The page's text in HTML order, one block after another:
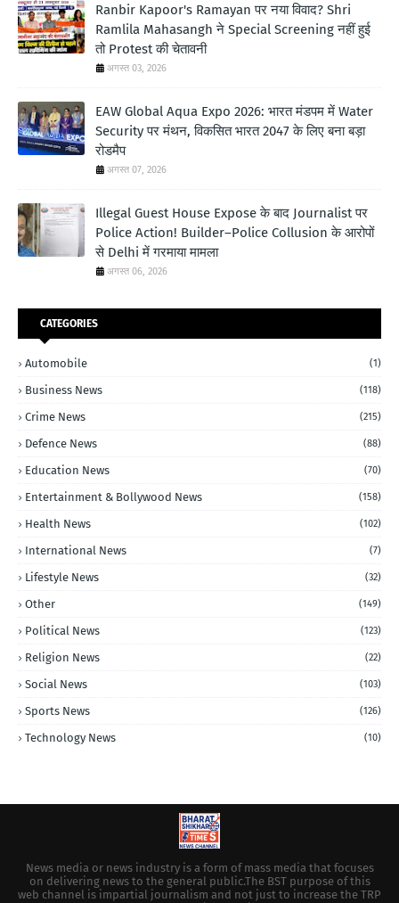
Ranbir Kapoor's Ramayan पर नया विवाद? Shri
Ramlila Mahasangh ने Special Screening नहीं हुई
तो Protest की चेतावनी
अगस्त 03, 2026
EAW Global Aqua Expo 2026: भारत मंडपम में Water
Security पर मंथन, विकसित भारत 2047 के लिए बना बड़ा
रोडमैप
अगस्त 07, 2026
Illegal Guest House Expose के बाद Journalist पर
Police Action! Builder–Police Collusion के आरोपों
से Delhi में गरमाया मामला
अगस्त 06, 2026
CATEGORIES
Automobile (1)
Business News (118)
Crime News (215)
Defence News (88)
Education News (70)
Entertainment & Bollywood News (158)
Health News (102)
International News (7)
Lifestyle News (32)
Other (149)
Political News (123)
Religion News (22)
Social News (103)
Sports News (126)
Technology News (10)
News media or news industry is a form of mass media that focuses
on delivering news to the general public.The BST purpose of this
web channel is impartial journalism and not just to increase the TRP